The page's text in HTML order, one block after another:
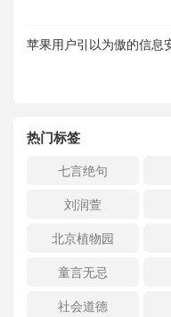
苹果用户引以为傲的信息
热门标签
七言绝句
刘润萱
北京植物园
童言无忌
社会道德